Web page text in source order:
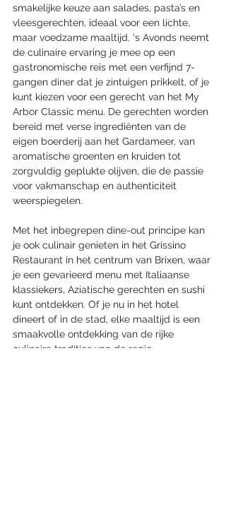
smakelijke keuze aan salades, pasta’s en
vleesgerechten, ideaal voor een lichte,
maar voedzame maaltijd. 's Avonds neemt
de culinaire ervaring je mee op een
gastronomische reis met een verfijnd 7-
gangen diner dat je zintuigen prikkelt, of je
kunt kiezen voor een gerecht van het My
Arbor Classic menu. De gerechten worden
bereid met verse ingrediënten van de
eigen boerderij aan het Gardameer, van
aromatische groenten en kruiden tot
zorgvuldig geplukte olijven, die de passie
voor vakmanschap en authenticiteit
weerspiegelen.
Met het inbegrepen dine-out principe kan
je ook culinair genieten in het Grissino
Restaurant in het centrum van Brixen, waar
je een gevarieerd menu met Italiaanse
klassiekers, Aziatische gerechten en sushi
kunt ontdekken. Of je nu in het hotel
dineert of in de stad, elke maaltijd is een
smaakvolle ontdekking van de rijke
culinaire tradities van de regio.